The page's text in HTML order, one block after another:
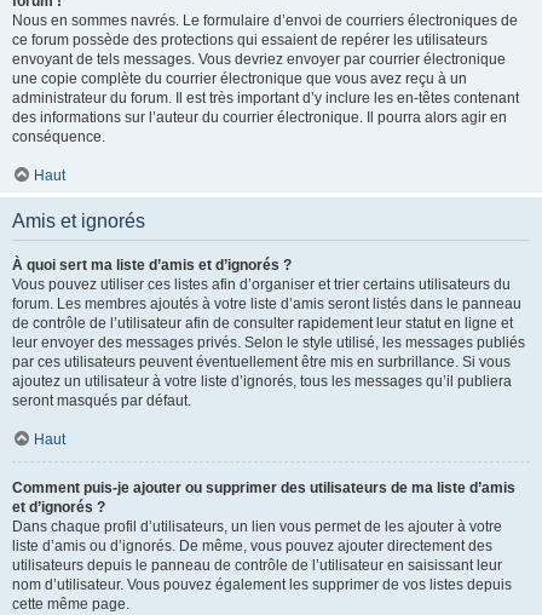
Nous en sommes navrés. Le formulaire d’envoi de courriers électroniques de
ce forum possède des protections qui essaient de repérer les utilisateurs
envoyant de tels messages. Vous devriez envoyer par courrier électronique
une copie complète du courrier électronique que vous avez reçu à un
administrateur du forum. Il est très important d’y inclure les en-têtes contenant
des informations sur l’auteur du courrier électronique. Il pourra alors agir en
conséquence.
Haut
Amis et ignorés
À quoi sert ma liste d’amis et d’ignorés ?
Vous pouvez utiliser ces listes afin d’organiser et trier certains utilisateurs du
forum. Les membres ajoutés à votre liste d’amis seront listés dans le panneau
de contrôle de l’utilisateur afin de consulter rapidement leur statut en ligne et
leur envoyer des messages privés. Selon le style utilisé, les messages publiés
par ces utilisateurs peuvent éventuellement être mis en surbrillance. Si vous
ajoutez un utilisateur à votre liste d’ignorés, tous les messages qu’il publiera
seront masqués par défaut.
Haut
Comment puis-je ajouter ou supprimer des utilisateurs de ma liste d’amis
et d’ignorés ?
Dans chaque profil d’utilisateurs, un lien vous permet de les ajouter à votre
liste d’amis ou d’ignorés. De même, vous pouvez ajouter directement des
utilisateurs depuis le panneau de contrôle de l’utilisateur en saisissant leur
nom d’utilisateur. Vous pouvez également les supprimer de vos listes depuis
cette même page.